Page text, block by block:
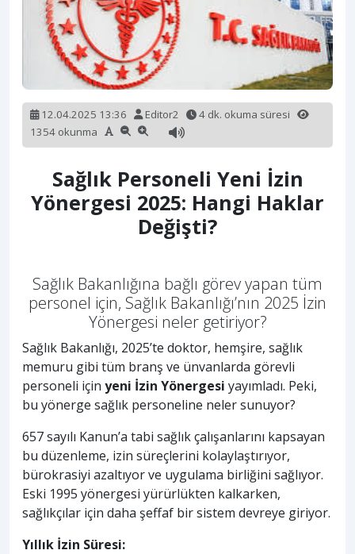
12.04.2025 13:36 Editor2
4 dk. okuma süresi
1354 okunma
Sağlık Personeli Yeni İzin
Yönergesi 2025: Hangi Haklar
Değişti?
Sağlık Bakanlığına bağlı görev yapan tüm
personel için, Sağlık Bakanlığı’nın 2025 İzin
Yönergesi neler getiriyor?
Sağlık Bakanlığı, 2025’te doktor, hemşire, sağlık
memuru gibi tüm branş ve ünvanlarda görevli
personeli için yeni İzin Yönergesi yayımladı. Peki,
bu yönerge sağlık personeline neler sunuyor?
657 sayılı Kanun’a tabi sağlık çalışanlarını kapsayan
bu düzenleme, izin süreçlerini kolaylaştırıyor,
bürokrasiyi azaltıyor ve uygulama birliğini sağlıyor.
Eski 1995 yönergesi yürürlükten kalkarken,
sağlıkçılar için daha şeffaf bir sistem devreye giriyor.
Yıllık İzin Süresi: